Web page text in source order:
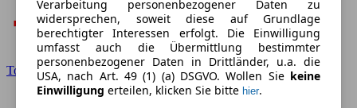
Toyota
Verarbeitung personenbezogener Daten zu
widersprechen, soweit diese auf Grundlage
berechtigter Interessen erfolgt. Die Einwilligung
umfasst auch die Übermittlung bestimmter
personenbezogener Daten in Drittländer, u.a. die
USA, nach Art. 49 (1) (a) DSGVO. Wollen Sie keine
Einwilligung erteilen, klicken Sie bitte hier.